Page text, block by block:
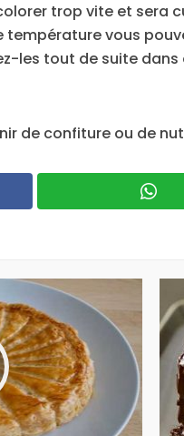
trop vite et sera
température vous
les tout de suite dans
de confiture ou de